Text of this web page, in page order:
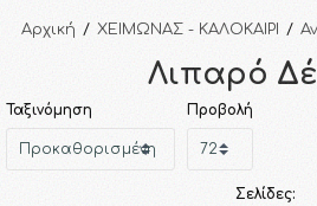
Αρχική / ΧΕΙΜΩΝΑΣ - ΚΑΛΟΚΑΙΡΙ /
Λιπαρό
Ταξινόμηση Προβολή
Σελίδες: